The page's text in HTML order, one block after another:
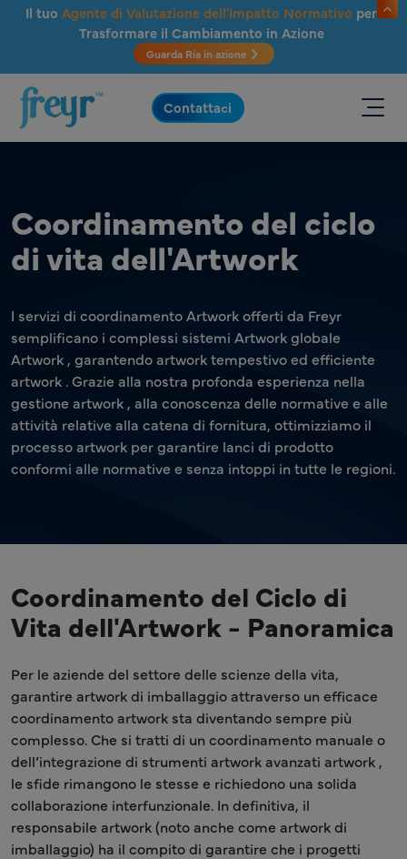
Salta al contenuto principale
Il tuo Agente di Valutazione dell'Impatto Normativo per
Trasformare il Cambiamento in Azione
Guarda Ria in azione
.
Contattaci
Coordinamento del ciclo
di vita dell'Artwork
I servizi di coordinamento Artwork offerti da Freyr
semplificano i complessi sistemi Artwork globale
Artwork , garantendo artwork tempestivo ed efficiente
artwork . Grazie alla nostra profonda esperienza nella
gestione artwork , alla conoscenza delle normative e alle
attività relative alla catena di fornitura, ottimizziamo il
processo artwork per garantire lanci di prodotto
conformi alle normative e senza intoppi in tutte le regioni.
Coordinamento del Ciclo di
Vita dell'Artwork - Panoramica
Per le aziende del settore delle scienze della vita,
garantire artwork di imballaggio attraverso un efficace
coordinamento artwork sta diventando sempre più
complesso. Che si tratti di un coordinamento manuale o
dell’integrazione di strumenti artwork avanzati artwork ,
le sfide rimangono le stesse e richiedono una solida
collaborazione interfunzionale. In definitiva, il
responsabile artwork (noto anche come artwork di
imballaggio) ha il compito di garantire che i progetti